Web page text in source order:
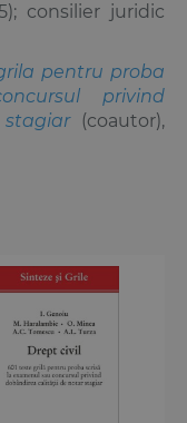
consilier juridic
pentru proba
privind
(coautor),